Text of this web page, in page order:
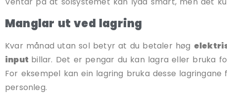
Manglar ut ved lagring
Kvar månad utan sol betyr at du betaler høg
input billar. Det er pengar du kan lagra eller bruka
For eksempel kan ein lagring bruka desse
personleg.